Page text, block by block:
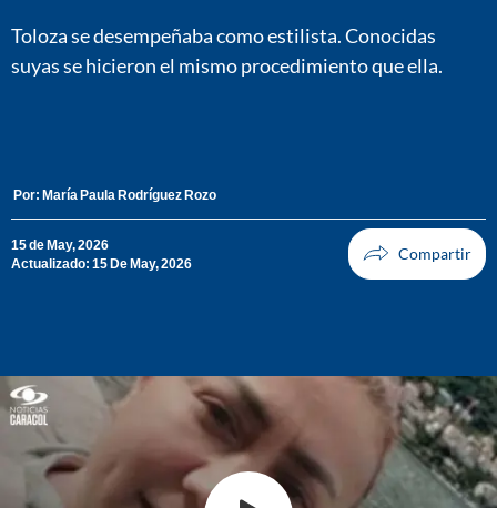
Toloza se desempeñaba como estilista. Conocidas
suyas se hicieron el mismo procedimiento que ella.
Por: María Paula Rodríguez Rozo
15 de May, 2026
Actualizado: 15 De May, 2026